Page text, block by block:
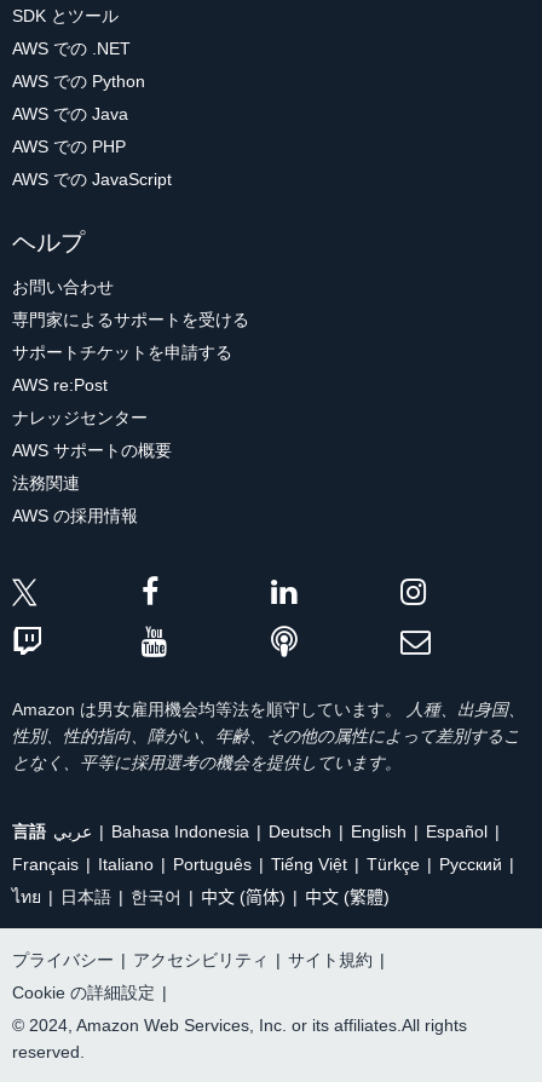
SDK とツール
AWS での .NET
AWS での Python
AWS での Java
AWS での PHP
AWS での JavaScript
ヘルプ
お問い合わせ
専門家によるサポートを受ける
サポートチケットを申請する
AWS re:Post
ナレッジセンター
AWS サポートの概要
法務関連
AWS の採用情報
Amazon は男女雇用機会均等法を順守しています。
人種、出身国、
性別、性的指向、障がい、年齢、その他の属性によって差別するこ
となく、平等に採用選考の機会を提供しています。
言語 عربي Bahasa Indonesia Deutsch English
Español
Français
Italiano Português Tiếng Việt Türkçe
Ρусский
ไทย
日本語 한국어 中文 (简体) 中文 (繁體)
プライバシー | アクセシビリティ | サイト規約 |
Cookie の詳細設定 |
© 2024, Amazon Web Services, Inc. or its affiliates.All rights
reserved.